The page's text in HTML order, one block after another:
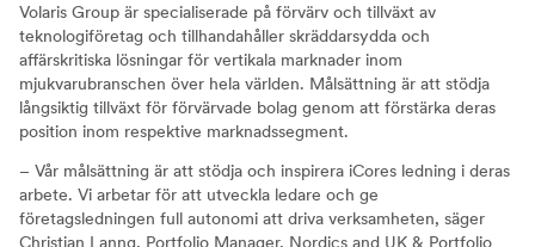
Volaris Group är specialiserade på förvärv och tillväxt av
teknologiföretag och tillhandahåller skräddarsydda och
affärskritiska lösningar för vertikala marknader inom
mjukvarubranschen över hela världen. Målsättning är att stödja
långsiktig tillväxt för förvärvade bolag genom att förstärka deras
position inom respektive marknadssegment.
– Vår målsättning är att stödja och inspirera iCores ledning i deras
arbete. Vi arbetar för att utveckla ledare och ge
företagsledningen full autonomi att driva verksamheten, säger